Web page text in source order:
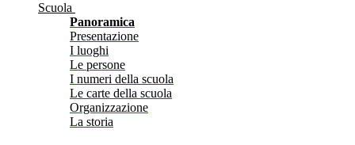
Scuola
Panoramica
Presentazione
I luoghi
Le persone
I numeri della scuola
Le carte della scuola
Organizzazione
La storia